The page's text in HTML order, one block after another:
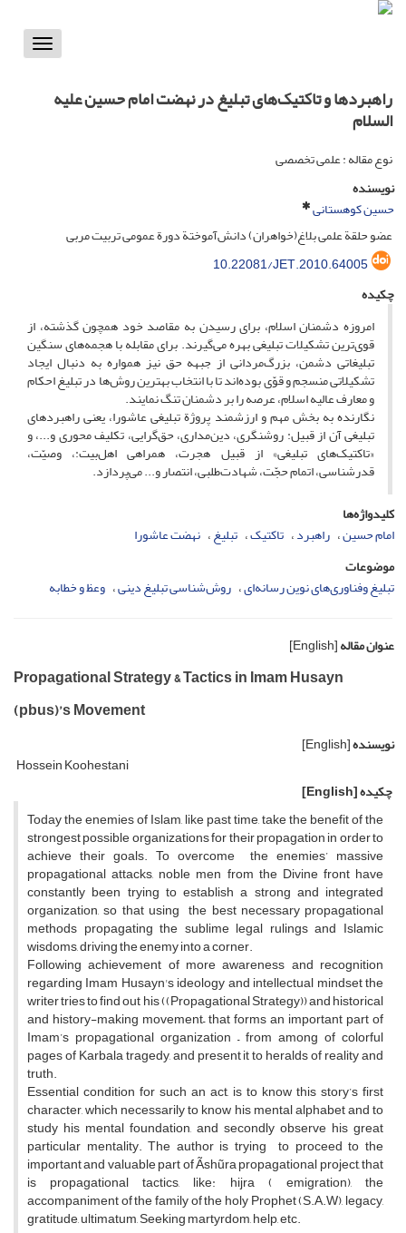
Toggle
راهبردها و تاکتیک‌های تبلیغ در نهضت امام حسین علیه
السلام
نوع مقاله : علمی تخصصی
نویسنده
حسین کوهستانی
عضو حلقة علمی بلاغ(خواهران) دانش‌آموختة دورة عمومی تربیت مربی
10.22081/JET.2010.64005
چکیده
امروزه دشمنان اسلام، برای رسیدن به مقاصد خود همچون گذشته، از
قوی‌ترین تشکیلات تبلیغی بهره می‌گیرند. برای مقابله با هجمه‌های سنگین
تبلیغاتی دشمن، بزرگ‌مردانی از جبهه حق نیز همواره به دنبال ایجاد
تشکیلاتی منسجم و قوّی بوده‌اند تا با انتخاب بهترین روش‌ها در تبلیغ احکام
و معارف عالیه اسلام، عرصه را بر دشمنان تنگ نمایند.
نگارنده به بخش مهم و ارزشمند پروژة تبلیغی عاشورا، یعنی راهبردهای
تبلیغی آن از قبیل: روشنگری، دین‌مداری، حق‌گرایی، تکلیف محوری و...، و
«تاکتیک‌های تبلیغی» از قبیل هجرت، همراهی اهل‌بیت:، وصیّت،
قدرشناسی، اتمام حجّت، شهادت‌طلبی، انتصار و... می‌پردازد.
کلیدواژه‌ها
امام حسین راهبرد تاکتیک تبلیغ نهضت عاشورا
موضوعات
تبلیغ وفناوری‌های نوین رسانه‌ای روش‌شناسی تبلیغ دینی وعظ و خطابه
عنوان مقاله[English]
Propagational Strategy & Tactics in Imam Husayn
(pbus)’s Movement
نویسنده[English]
Hossein Koohestani
چکیده[English]
Today the enemies of Islam, like past time, take the benefit of the
strongest possible organizations for their propagation in order to
achieve their goals. To overcome the enemies’ massive
propagational attacks, noble men from the Divine front have
constantly been trying to establish a strong and integrated
organization, so that using the best necessary propagational
methods propagating the sublime legal rulings and Islamic
wisdoms, driving the enemy into a corner.
Following achievement of more awareness and recognition
regarding Imam Husayn's ideology and intellectual mindset the
writer tries to find out his ((Propagational Strategy)) and historical
and history-making movement– that forms an important part of
Imam’s propagational organization – from among of colorful
pages of Karbala tragedy, and present it to heralds of reality and
truth.
Essential condition for such an act, is to know this story’s first
character, which necessarily to know his mental alphabet and to
study his mental foundation, and secondly observe his great
particular mentality. The author is trying to proceed to the
important and valuable part of Ãshũra propagational project, that
is propagational tactics, like: hijra ( emigration), the
accompaniment of the family of the holy Prophet (S.A.W), legacy,
gratitude, ultimatum, Seeking martyrdom, help, etc.